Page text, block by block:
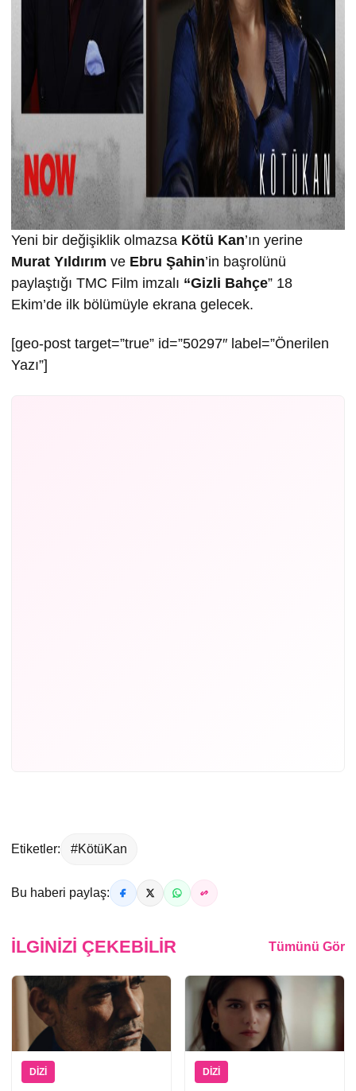
Yeni bir değişiklik olmazsa Kötü Kan’ın yerine
Murat Yıldırım ve Ebru Şahin’in başrolünü
paylaştığı TMC Film imzalı “Gizli Bahçe” 18
Ekim’de ilk bölümüyle ekrana gelecek.
[geo-post target=”true” id=”50297″ label=”Önerilen
Yazı”]
Etiketler: #KötüKan
Bu haberi paylaş:
İLGINIZI ÇEKEBILIR Tümünü Gör
DIZI DIZI